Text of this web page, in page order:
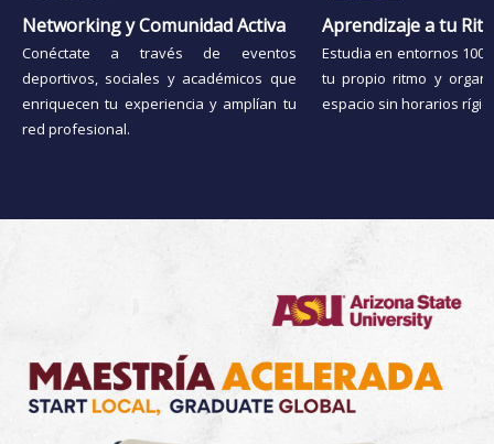
Networking y Comunidad Activa
Conéctate a través de eventos
deportivos, sociales y académicos que
enriquecen tu experiencia y amplían tu
red profesional.
Aprendizaje a tu
Estudia en entornos
tu propio ritmo y
espacio sin horarios